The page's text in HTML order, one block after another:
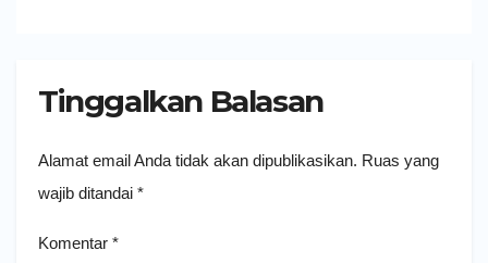
Tinggalkan Balasan
Alamat email Anda tidak akan dipublikasikan. Ruas yang
wajib ditandai *
Komentar *